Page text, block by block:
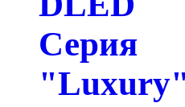
Серия
"Luxury"